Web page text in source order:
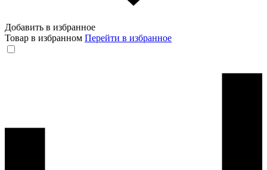
Добавить в избранное
Товар в избранном Перейти в избранное